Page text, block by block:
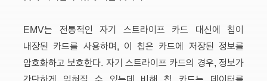
EMV는 전통적인 자기 스트라이프 카드 대신에 칩이
내장된 카드를 사용하며, 이 칩은 카드에 저장된 정보를
암호화하고 보호한다. 자기 스트라이프 카드의 경우, 정보가